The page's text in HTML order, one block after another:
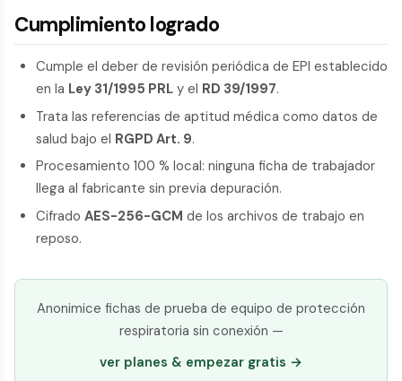
Cumplimiento logrado
Cumple el deber de revisión periódica de EPI establecido
en la Ley 31/1995 PRL y el RD 39/1997.
Trata las referencias de aptitud médica como datos de
salud bajo el RGPD Art. 9.
Procesamiento 100 % local: ninguna ficha de trabajador
llega al fabricante sin previa depuración.
Cifrado AES-256-GCM de los archivos de trabajo en
reposo.
Anonimice fichas de prueba de equipo de protección
respiratoria sin conexión —
ver planes & empezar gratis →